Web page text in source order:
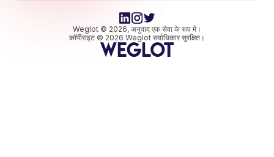
Weglot © 2026, अनुवाद एक सेवा के रूप में।
कॉपीराइट © 2026 Weglot सर्वाधिकार सुरक्षित।